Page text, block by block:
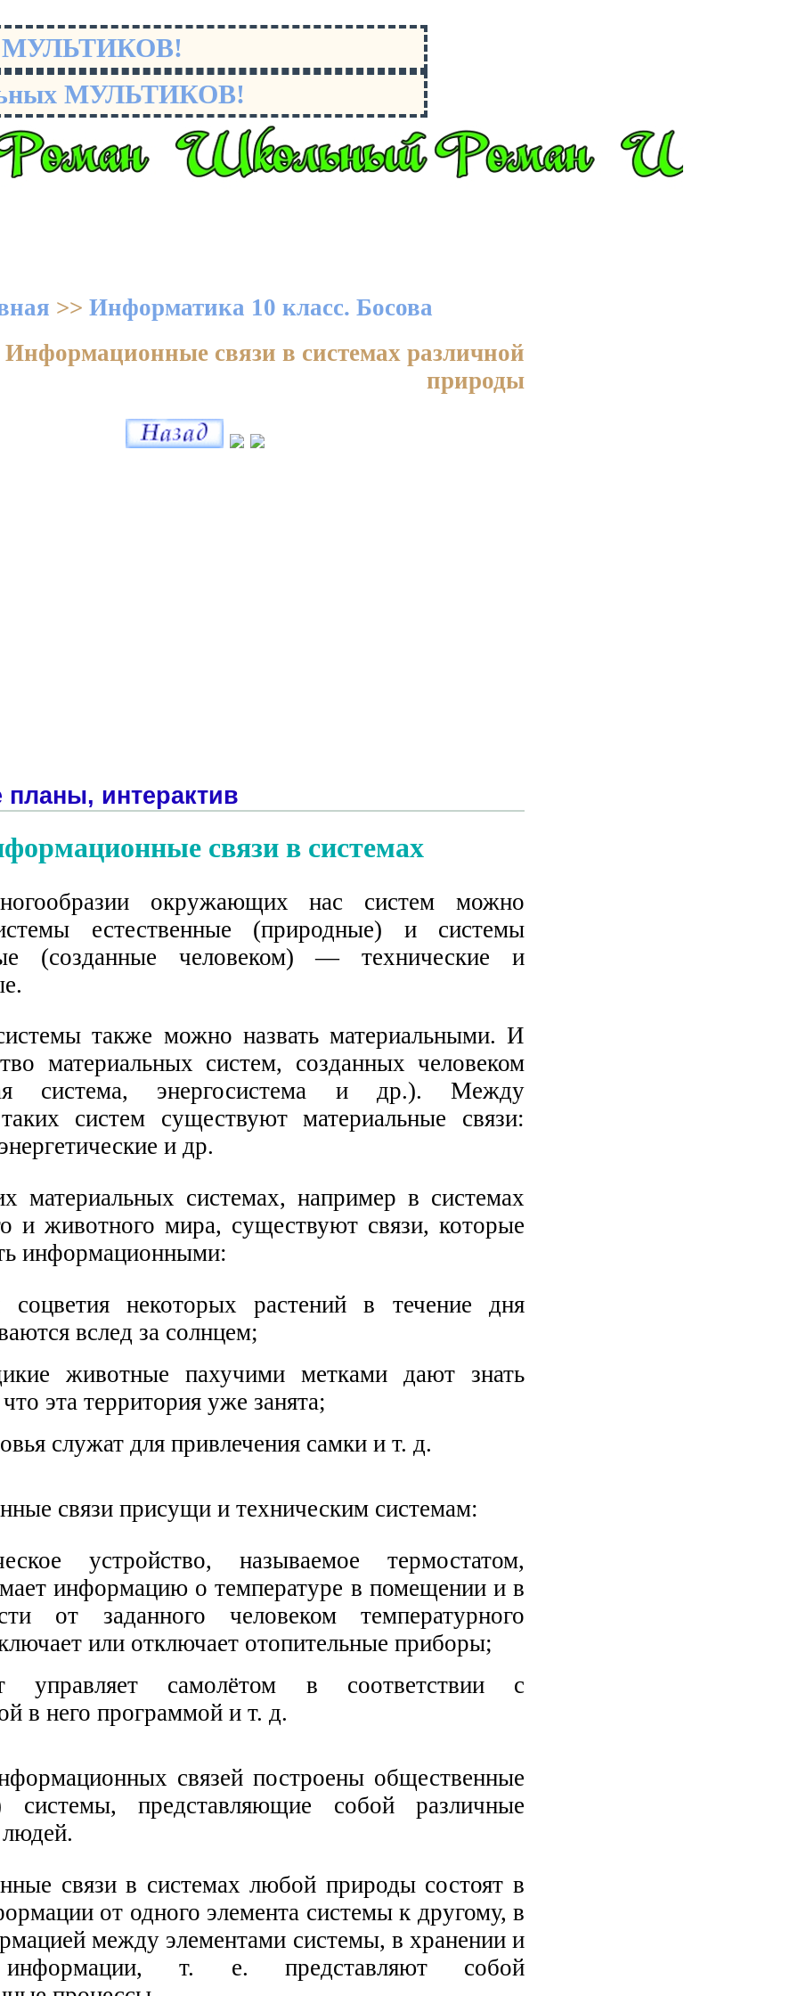
МУЛЬТИКОВ!
МУЛЬТИКОВ!
>> Информатика 10 класс. Босова
Информационные связи в системах различной
природы
интерактив
связи в системах
окружающих нас систем можно
естественные (природные) и системы
(созданные человеком) — технические и
также можно назвать материальными. И
материальных систем, созданных человеком
система, энергосистема и др.). Между
систем существуют материальные связи:
и др.
материальных системах, например в системах
и животного мира, существуют связи, которые
информационными:
соцветия некоторых растений в течение дня
вслед за солнцем;
животные пахучими метками дают знать
эта территория уже занята;
служат для привлечения самки и т. д.
связи присущи и техническим системам:
устройство, называемое термостатом,
информацию о температуре в помещении и в
от заданного человеком температурного
или отключает отопительные приборы;
управляет самолётом в соответствии с
в него программой и т. д.
связей построены общественные
системы, представляющие собой различные
связи в системах любой природы состоят в
от одного элемента системы к другому, в
между элементами системы, в хранении и
информации, т. е. представляют собой